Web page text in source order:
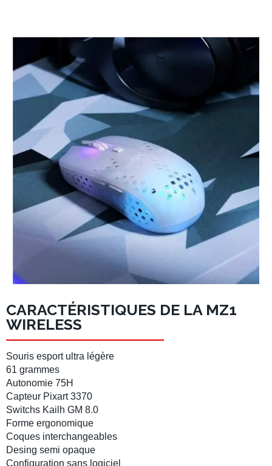
CARACTÉRISTIQUES DE LA MZ1
WIRELESS
Souris esport ultra légère
61 grammes
Autonomie 75H
Capteur Pixart 3370
Switchs Kailh GM 8.0
Forme ergonomique
Coques interchangeables
Desing semi opaque
Configuration sans logiciel